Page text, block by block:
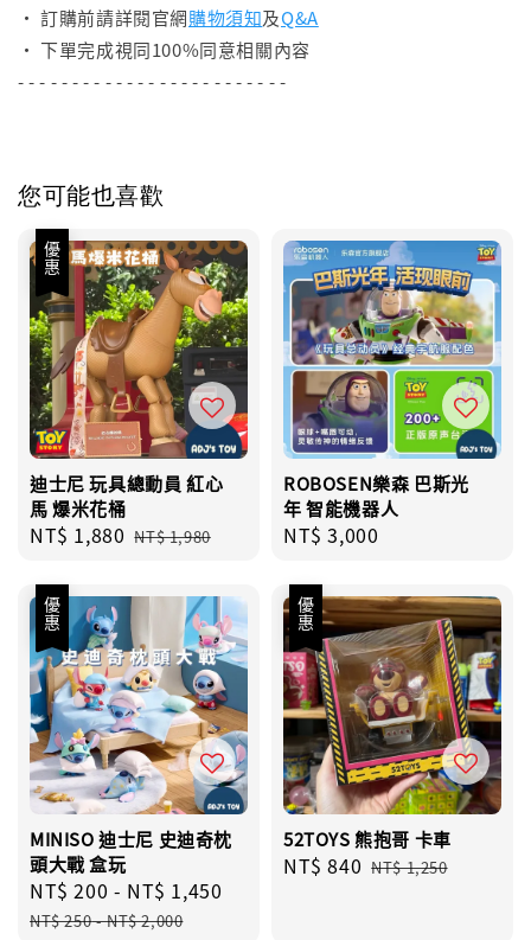
• 訂購前請詳閱官網購物須知及Q&A
• 下單完成視同100%同意相關內容
- - - - - - - - - - - - - - - - - - - - - - - - -
您可能也喜歡
優惠
迪士尼 玩具總動員 紅心
馬 爆米花桶
Sale
NT$ 1,880 Regular
NT$ 1,980
ROBOSEN樂森 巴斯光
年 智能機器人
Regular
NT$ 3,000
優惠
MINISO 迪士尼 史迪奇枕
頭大戰 盒玩
Sale
price
NT$ 200 - NT$ 1,450
NT$ 250-NT$ 2,000
優惠
52TOYS 熊抱哥 卡車
Sale
NT$ 840 Regular
NT$ 1,250